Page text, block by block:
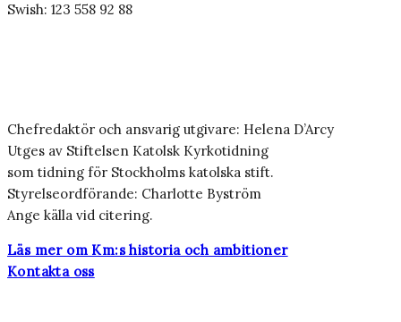
Swish: 123 558 92 88
Chefredaktör och ansvarig utgivare: Helena D’Arcy
Utges av Stiftelsen Katolsk Kyrkotidning
som tidning för Stockholms katolska stift.
Styrelseordförande: Charlotte Byström
Ange källa vid citering.
Läs mer om Km:s historia och ambitioner
Kontakta oss